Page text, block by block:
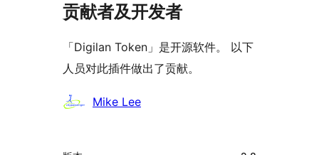
贡献者及开发者
「Digilan Token」是开源软件。 以下
人员对此插件做出了贡献。
贡
Mike Lee
额